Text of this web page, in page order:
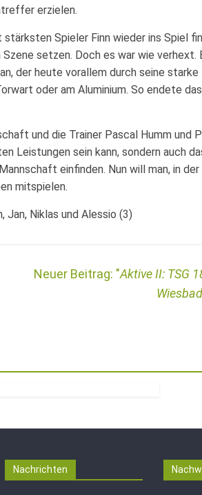
erzielen.
Spieler Finn wieder ins Spiel
setzen. Doch es war wie verhext.
der heute vorallem durch seine starke
oder am Aluminium. So endete
und die Trainer Pascal Humm und
Leistungen sein kann, sondern auch
einfinden. Nun will man, in
mitspielen.
Jan, Niklas und Alessio (3)
Aktive II: TSG
Nachrichten